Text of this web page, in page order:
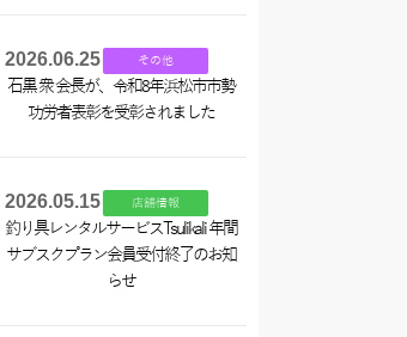
2026.06.25 その他
石黒 衆 会長が、令和8年浜松市市勢
功労者表彰を受彰されました
2026.05.15 店舗情報
釣り具レンタルサービスTsulikali 年間
サブスクプラン会員受付終了のお知
らせ